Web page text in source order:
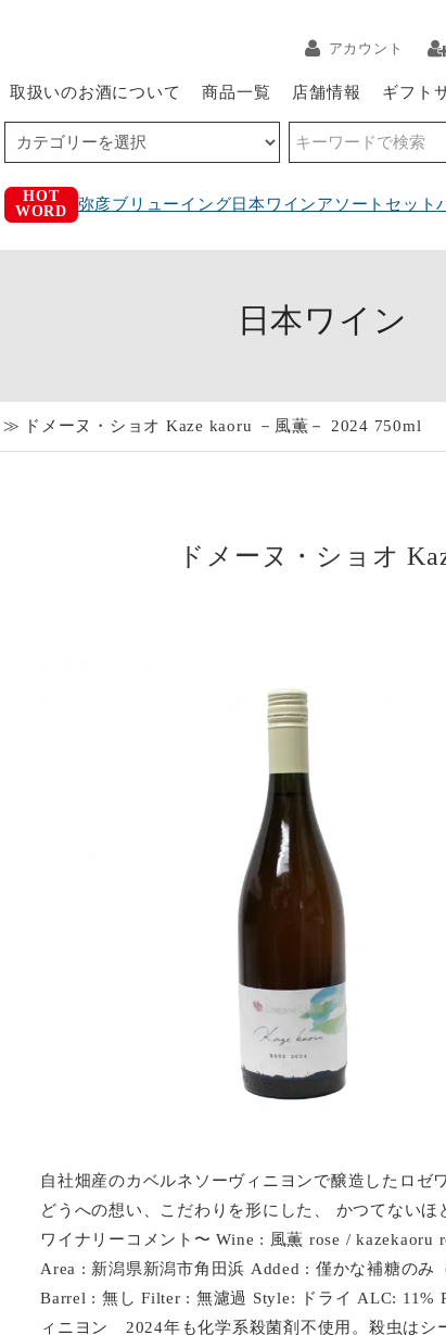
アカウント
取扱いのお酒について 商品一覧 店舗情報 ギフト
HOT
WORD
弥彦ブリューイング日本ワインアソートセット
日本ワイン
ドメーヌ・ショオ Kaze kaoru －風薫－ 2024 750ml
ドメーヌ・ショオ
自社畑産のカベルネソーヴィニヨンで醸造したロゼ
どうへの想い、こだわりを形にした、 かつてない
ワイナリーコメント〜 Wine : 風薫 rose / kazekaoru
Area : 新潟県新潟市角田浜 Added : 僅かな補糖のみ
Barrel : 無し Filter : 無濾過 Style: ドライ ALC:
ィニヨン 2024年も化学系殺菌剤不使用。殺虫はシ